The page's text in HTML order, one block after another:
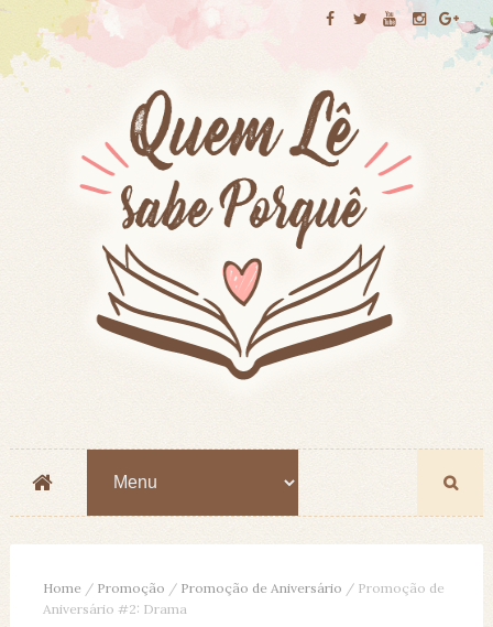
Home / Promoção / Promoção de Aniversário / Promoção de
Aniversário #2: Drama